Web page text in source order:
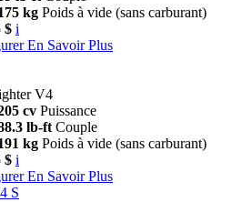
kg Poids à vide (sans carburant)
$ i
En Savoir Plus
V4
cv Puissance
lb-ft Couple
kg Poids à vide (sans carburant)
$ i
En Savoir Plus
S